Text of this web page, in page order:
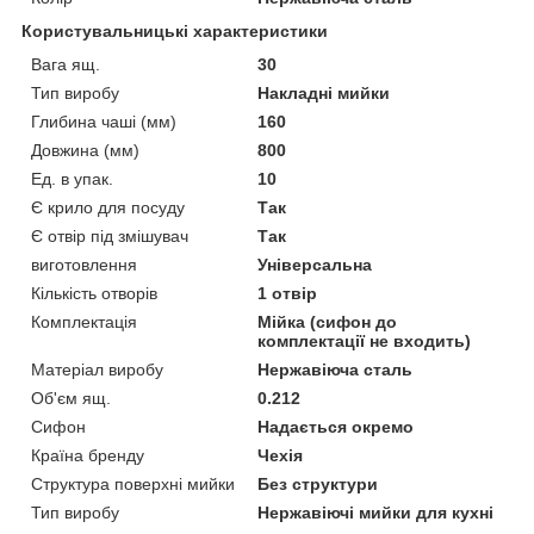
Користувальницькі характеристики
Вага ящ.
30
Тип виробу
Накладні мийки
Глибина чаші (мм)
160
Довжина (мм)
800
Ед. в упак.
10
Є крило для посуду
Так
Є отвір під змішувач
Так
виготовлення
Універсальна
Кількість отворів
1 отвір
Комплектація
Мійка (сифон до
комплектації не входить)
Матеріал виробу
Нержавіюча сталь
Об'єм ящ.
0.212
Сифон
Надається окремо
Країна бренду
Чехія
Структура поверхні мийки
Без структури
Тип виробу
Нержавіючі мийки для кухні